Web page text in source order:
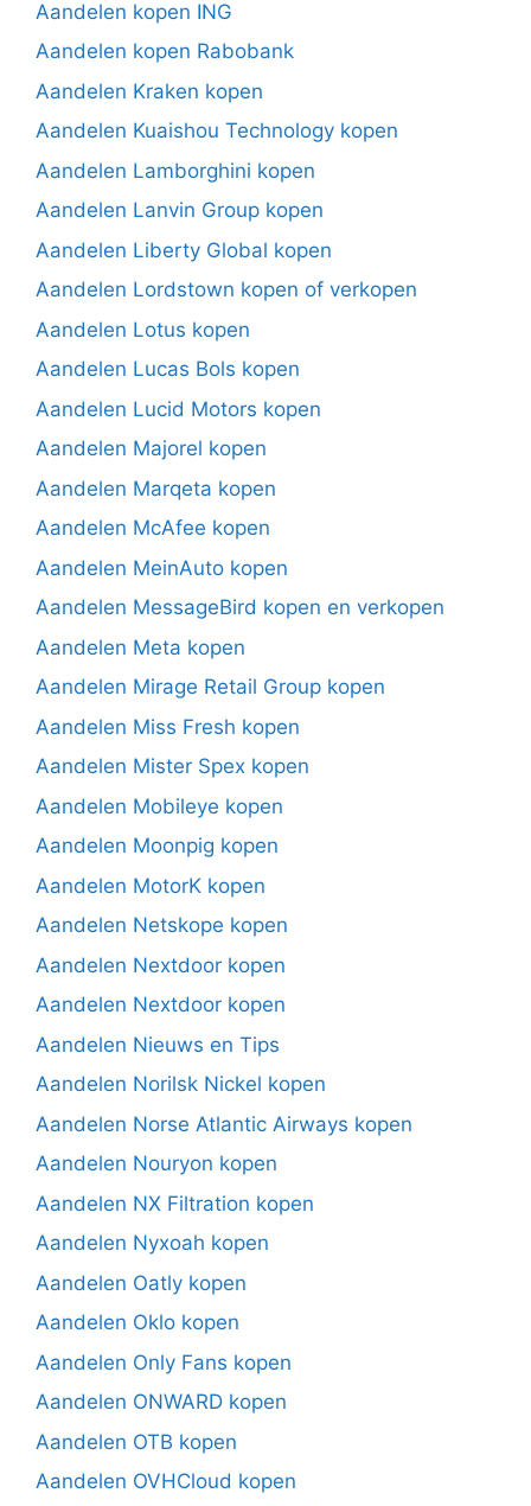
Aandelen kopen ING
Aandelen kopen Rabobank
Aandelen Kraken kopen
Aandelen Kuaishou Technology kopen
Aandelen Lamborghini kopen
Aandelen Lanvin Group kopen
Aandelen Liberty Global kopen
Aandelen Lordstown kopen of verkopen
Aandelen Lotus kopen
Aandelen Lucas Bols kopen
Aandelen Lucid Motors kopen
Aandelen Majorel kopen
Aandelen Marqeta kopen
Aandelen McAfee kopen
Aandelen MeinAuto kopen
Aandelen MessageBird kopen en verkopen
Aandelen Meta kopen
Aandelen Mirage Retail Group kopen
Aandelen Miss Fresh kopen
Aandelen Mister Spex kopen
Aandelen Mobileye kopen
Aandelen Moonpig kopen
Aandelen MotorK kopen
Aandelen Netskope kopen
Aandelen Nextdoor kopen
Aandelen Nextdoor kopen
Aandelen Nieuws en Tips
Aandelen Norilsk Nickel kopen
Aandelen Norse Atlantic Airways kopen
Aandelen Nouryon kopen
Aandelen NX Filtration kopen
Aandelen Nyxoah kopen
Aandelen Oatly kopen
Aandelen Oklo kopen
Aandelen Only Fans kopen
Aandelen ONWARD kopen
Aandelen OTB kopen
Aandelen OVHCloud kopen